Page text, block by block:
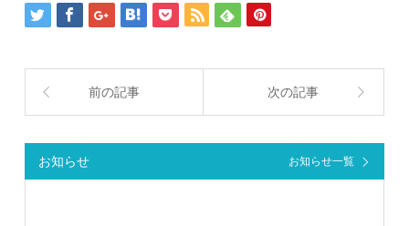
前の記事 次の記事
お知らせ お知らせ一覧